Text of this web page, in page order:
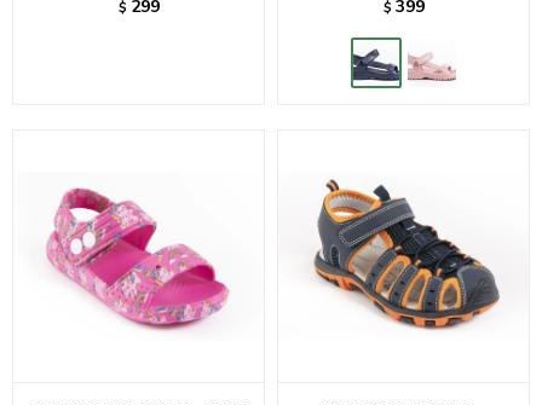
$ 299 $ 399